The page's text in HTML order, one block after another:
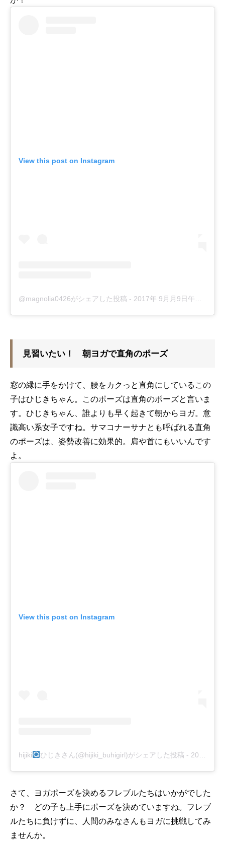
View this post on Instagram
@magnolia0426がシェアした投稿 - 2017年 9月月9日午後10時19分PDT
見習いたい！ 朝ヨガで直角のポーズ
窓の縁に手をかけて、腰をカクっと直角にしているこの
子はひじきちゃん。このポーズは直角のポーズと言いま
す。ひじきちゃん、誰よりも早く起きて朝からヨガ。意
識高い系女子ですね。サマコナーサナとも呼ばれる直角
のポーズは、姿勢改善に効果的。肩や首にもいいんです
よ。
View this post on Instagram
hijiki ひじきさん(@hijiki_buhigirl)がシェアした投稿 - 2019年 1月月4日午後3時05分PST
さて、ヨガポーズを決めるフレブルたちはいかがでした
か？ どの子も上手にポーズを決めていますね。フレブ
ルたちに負けずに、人間のみなさんもヨガに挑戦してみ
ませんか。